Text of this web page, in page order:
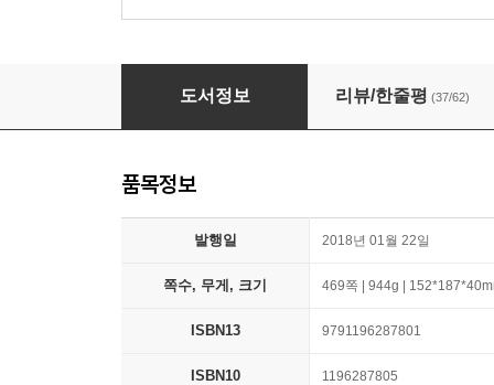
며느라기
도서정보 리뷰/한줄평 (37/62)
품목정보
발행일 2018년 01월 22일
쪽수, 무게, 크기 469쪽 | 944g |
ISBN13 9791196287801
ISBN10 1196287805